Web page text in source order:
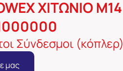
ΧΙΤΩΝΙΟ Μ14
Σύνδεσμοι (κόπλερ)
μας